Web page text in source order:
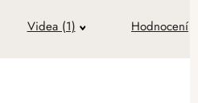
Videa (1) Hodnocení